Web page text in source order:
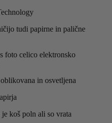
tudi papirne in palične
foto celico elektronsko
in osvetljena
koš poln ali so vrata